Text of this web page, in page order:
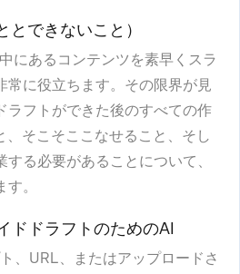
できないこと）
にあるコンテンツを素早くスラ
常に役立ちます。その限界が見
ラフトができた後のすべての作
、そこそここなせること、そし
る必要があることについて、
。
ドドラフトのためのAI
、URL、またはアップロードさ